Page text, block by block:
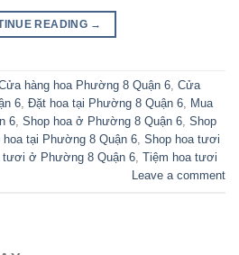
READING →
hàng hoa Phường 8 Quận 6 Cửa
6 Đặt hoa tại Phường 8 Quận 6
Mua
6 Shop hoa ở Phường 8 Quận 6 Shop
hoa tại Phường 8 Quận 6 Shop hoa tươi
tươi ở Phường 8 Quận 6 Tiệm hoa tươi
Leave a comment